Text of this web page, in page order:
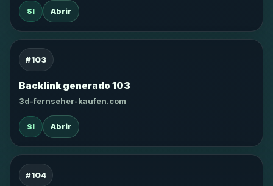
SI Abrir
#103
Backlink generado 103
3d-fernseher-kaufen.com
SI Abrir
#104